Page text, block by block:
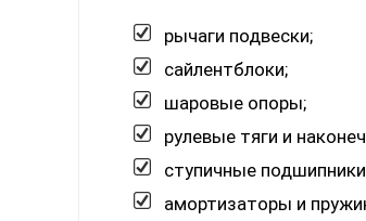
рычаги подвески;
сайлентблоки;
шаровые опоры;
рулевые тяги и
ступичные
амортизаторы и